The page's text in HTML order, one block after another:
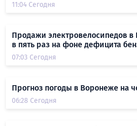
11:04 Сегодня
Продажи электровелосипедов
в пять раз на фоне дефицита
07:03 Сегодня
Прогноз погоды в Воронеже на
06:28 Сегодня